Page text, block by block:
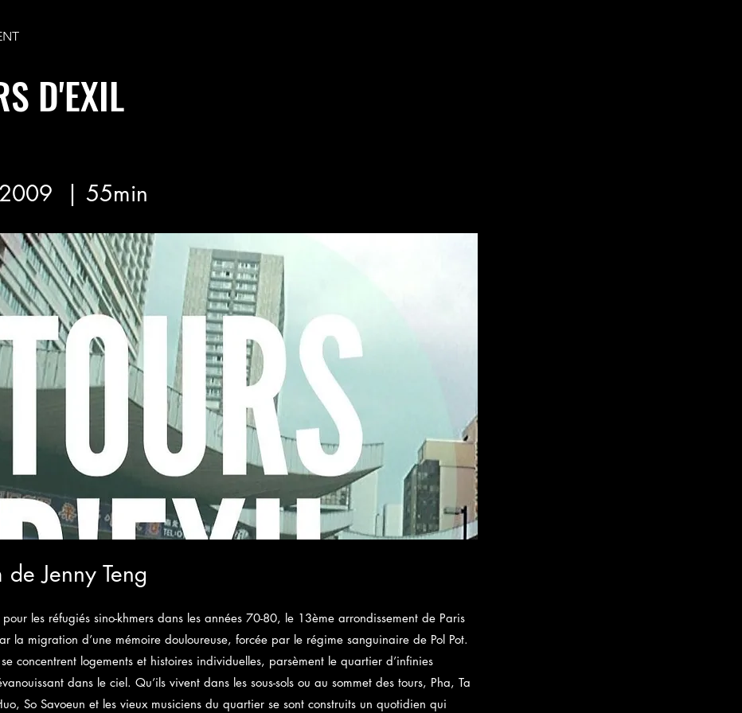
D'EXIL
2009 | 55min
de Jenny Teng
pour les réfugiés sino-khmers dans les années 70-80, le 13ème arrondissement de Paris
la migration d’une mémoire douloureuse, forcée par le régime sanguinaire de Pol Pot.
se concentrent logements et histoires individuelles, parsèment le quartier d’infinies
dans le ciel. Qu’ils vivent dans les sous-sols ou au sommet des tours, Pha, Ta
So Savoeun et les vieux musiciens du quartier se sont construits un quotidien qui